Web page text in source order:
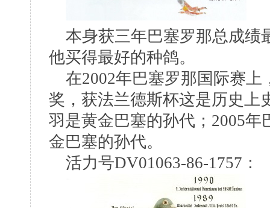
本身获三年巴塞罗那总成绩
他买得最好的种鸽。
在2002年巴塞罗那国际赛上
奖，获法兰德斯杯这是历史上
羽是黄金巴塞的孙代；2005
金巴塞的孙代。
活力号DV01063-86-1757：